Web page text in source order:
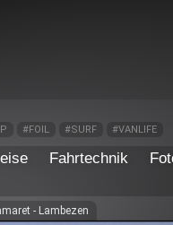
#FOIL #SURF #VANLIFE
Fahrtechnik
- Lambezen